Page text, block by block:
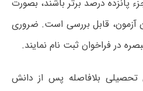
پانزده درصد برتر باشند، بصورت
آزمون، قابل بررسی است. ضروری
در فراخوان ثبت نام نمایند.
بلافاصله پس از دانش